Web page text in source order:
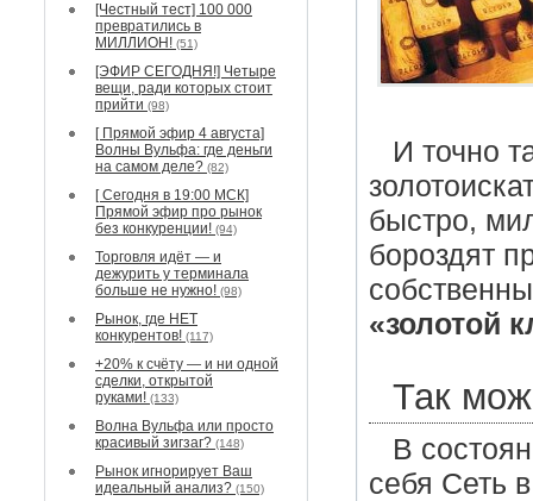
[Честный тест] 100 000
превратились в
МИЛЛИОН! (51)
[ЭФИР СЕГОДНЯ!] Четыре
вещи, ради которых стоит
прийти (98)
[ Прямой эфир 4 августа]
Волны Вульфа: где деньги
на самом деле? (82)
[ Сегодня в 19:00 МСК]
Прямой эфир про рынок
без конкуренции! (94)
Торговля идёт — и
дежурить у терминала
больше не нужно! (98)
Рынок, где НЕТ
конкурентов! (117)
+20% к счёту — и ни одной
сделки, открытой
руками! (133)
Волна Вульфа или просто
красивый зигзаг? (148)
Рынок игнорирует Ваш
идеальный анализ? (150)
И точно
быстро,
бороздят
«золотой
Так
В
себя Сеть